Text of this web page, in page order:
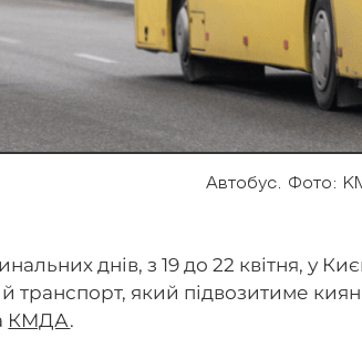
Автобус. Фото:
днів, з 19 до 22 квітня, у
транспорт, який підвозитиме
КМДА.